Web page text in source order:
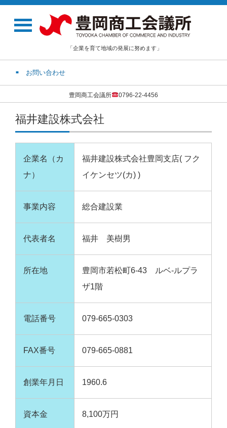
「企業を育て地域の発展に努めます」
お問い合わせ
豊岡商工会議所 0796-22-4456
福井建設株式会社
企業名（カ
ナ）
福井建設株式会社豊岡支店( フク
イケンセツ(カ) )
事業内容 総合建設業
代表者名 福井 美樹男
所在地
豊岡市若松町6-43 ルベ-ルプラ
ザ1階
電話番号 079-665-0303
FAX番号 079-665-0881
創業年月日 1960.6
資本金 8,100万円